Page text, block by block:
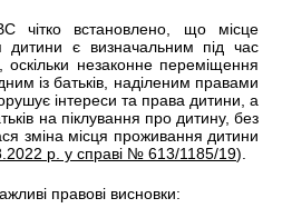
чітко встановлено, що місце
дитини є визначальним під час
оскільки незаконне переміщення
із батьків, наділеним правами
інтереси та права дитини, а
на піклування про дитину, без
зміна місця проживання дитини
р. у справі № 613/1185/19).
правові висновки: